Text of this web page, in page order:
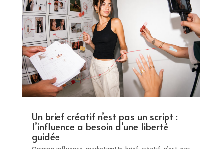
Un brief créatif n’est pas un script :
l’influence a besoin d’une liberté
guidée